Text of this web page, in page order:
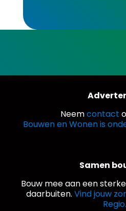
Neemcontact
Bouwen en Wonen is
Samen
Bouw mee aan een
daarbuiten. Vind jouw
Regio.